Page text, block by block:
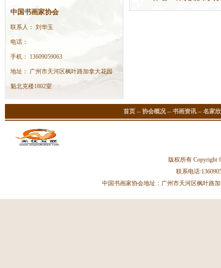
中国书画家协会
联系人： 刘华玉
电话：
手机： 13609059063
地址： 广州市天河区枫叶路加拿大花园
魁北克楼1802室
首页 -- 协会概况-- 书画资讯 -- 名家
版权所有 Copyright
联系电话
中国书画家协会地址：广州市天河区枫叶路